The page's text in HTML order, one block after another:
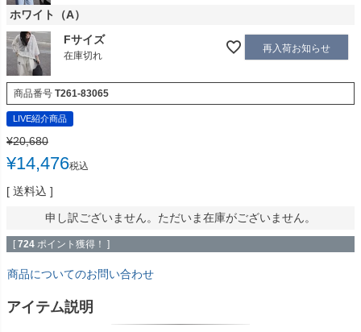
ホワイト（A）
Fサイズ
在庫切れ
再入荷お知らせ
商品番号 T261-83065
LIVE紹介商品
¥20,680
¥14,476税込
送料込
申し訳ございません。ただいま在庫がございません。
[ 724 ポイント獲得！ ]
商品についてのお問い合わせ
アイテム説明